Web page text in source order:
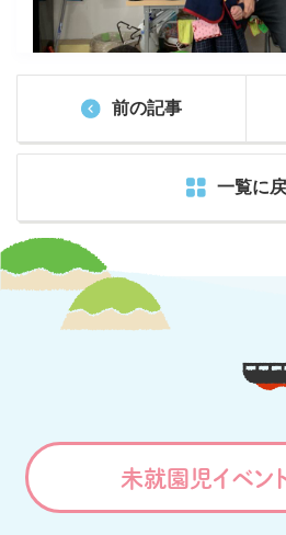
前の記事
一覧に
未就園児イベン